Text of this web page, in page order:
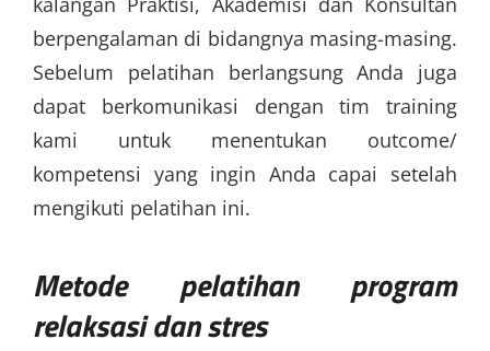
berpengalaman di bidangnya masing-masing.
Sebelum pelatihan berlangsung Anda juga
dapat berkomunikasi dengan tim training
kami untuk menentukan outcome/
kompetensi yang ingin Anda capai setelah
mengikuti pelatihan ini.
Metode pelatihan program
relaksasi dan stres